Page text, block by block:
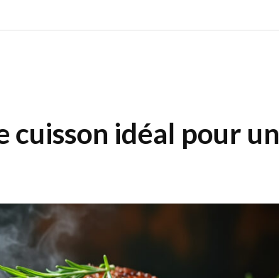
cuisson idéal pour un